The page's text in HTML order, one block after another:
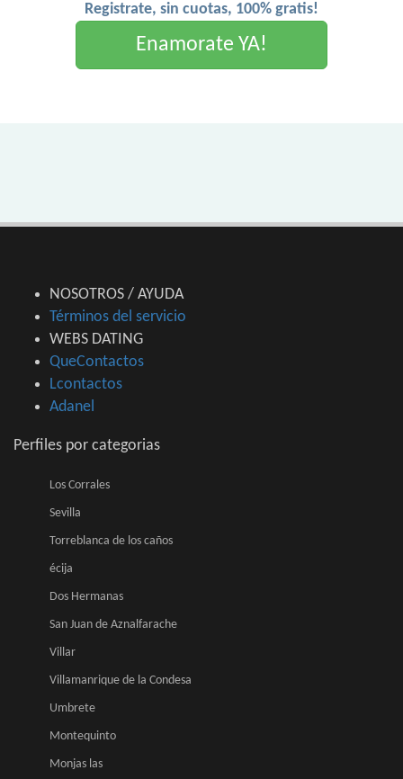
Registrate, sin cuotas, 100% gratis!
Enamorate YA!
NOSOTROS / AYUDA
Términos del servicio
WEBS DATING
QueContactos
Lcontactos
Adanel
Perfiles por categorias
Los Corrales
Sevilla
Torreblanca de los caños
écija
Dos Hermanas
San Juan de Aznalfarache
Villar
Villamanrique de la Condesa
Umbrete
Montequinto
Monjas las